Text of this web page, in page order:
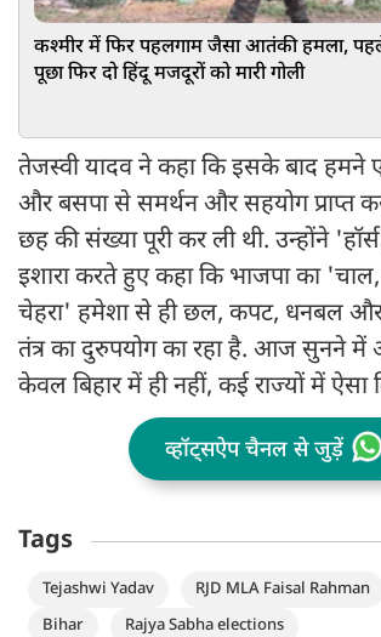
कश्मीर में फिर पहलगाम जैसा आतंकी हमला,
पूछा फिर दो हिंदू मजदूरों को मारी गोली
तेजस्‍वी यादव ने कहा कि इसके बाद
और बसपा से समर्थन और सहयोग प्राप्त
छह की संख्या पूरी कर ली थी. उन्होंने
इशारा करते हुए कहा कि भाजपा का
चेहरा' हमेशा से ही छल, कपट, धनबल और
तंत्र का दुरुपयोग का रहा है. आज सुनने में
केवल बिहार में ही नहीं, कई राज्यों में ऐसा
व्हॉट्सऐप चैनल से जुड़ें
Tags
Tejashwi Yadav RJD MLA Faisal Rahman
Bihar
Rajya Sabha elections